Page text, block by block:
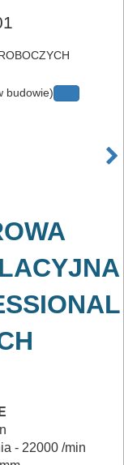
budowie)
- 22000 /min